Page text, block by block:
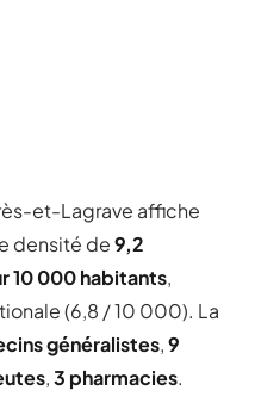
et-Lagrave affiche
densité de9,2
10 000 habitants,
(6,8 / 10 000). La
généralistes,9
,3 pharmacies.